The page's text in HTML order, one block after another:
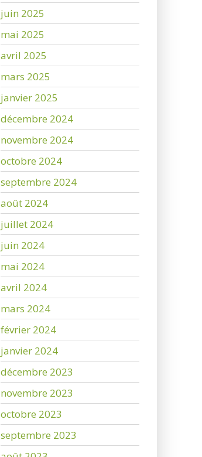
juin 2025
mai 2025
avril 2025
mars 2025
janvier 2025
décembre 2024
novembre 2024
octobre 2024
septembre 2024
août 2024
juillet 2024
juin 2024
mai 2024
avril 2024
mars 2024
février 2024
janvier 2024
décembre 2023
novembre 2023
octobre 2023
septembre 2023